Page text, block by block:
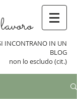
INCONTRANO IN UN
BLOG
non lo escludo (cit.)